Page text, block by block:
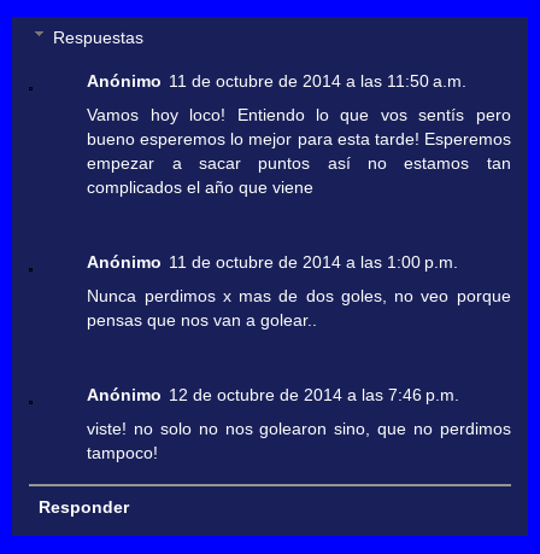
Respuestas
Anónimo 11 de octubre de 2014 a las 11:50 a.m.
Vamos hoy loco! Entiendo lo que vos sentís pero
bueno esperemos lo mejor para esta tarde! Esperemos
empezar a sacar puntos así no estamos tan
complicados el año que viene
Anónimo 11 de octubre de 2014 a las 1:00 p.m.
Nunca perdimos x mas de dos goles, no veo porque
pensas que nos van a golear..
Anónimo 12 de octubre de 2014 a las 7:46 p.m.
viste! no solo no nos golearon sino, que no perdimos
tampoco!
Responder